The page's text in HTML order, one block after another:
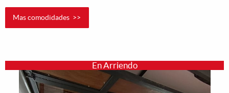
Mas comodidades >>
En Arriendo